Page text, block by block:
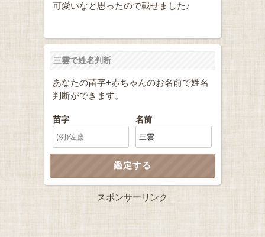
可愛いなと思ったので載せました♪
三雲で姓名判断
あなたの苗字+赤ちゃんのお名前で姓名
判断ができます。
苗字 名前
スポンサーリンク